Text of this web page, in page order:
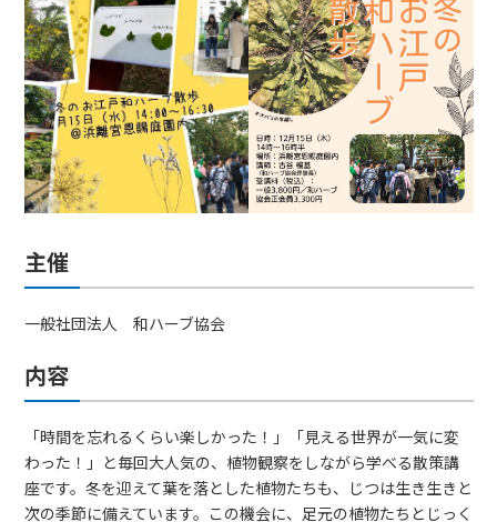
主催
一般社団法人 和ハーブ協会
内容
「時間を忘れるくらい楽しかった！」「見える世界が一気に変
わった！」と毎回大人気の、植物観察をしながら学べる散策講
座です。冬を迎えて葉を落とした植物たちも、じつは生き生きと
次の季節に備えています。この機会に、足元の植物たちとじっく